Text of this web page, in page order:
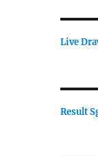
Live
Result